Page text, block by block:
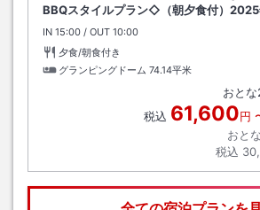
BBQスタイルプラン◇（朝夕食付）
IN チェックイン
15:00 / OUT チェックアウト
10:00
夕食/朝食付き
グランピングドーム 74.14平米
おとな
税込 61,600円
おと
税込